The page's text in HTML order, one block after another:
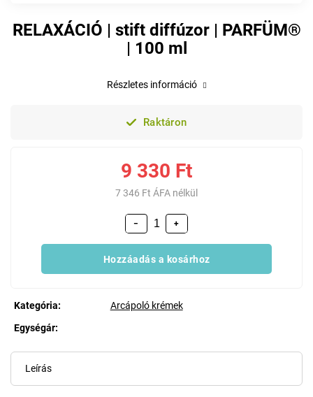
RELAXÁCIÓ | stift diffúzor | PARFÜM®
| 100 ml
Raktáron
9 330 Ft
7 346 Ft ÁFA nélkül
+
−
Hozzáadás a kosárhoz
Kategória:
Arcápoló krémek
Egységár:
Részletes információ
Leírás